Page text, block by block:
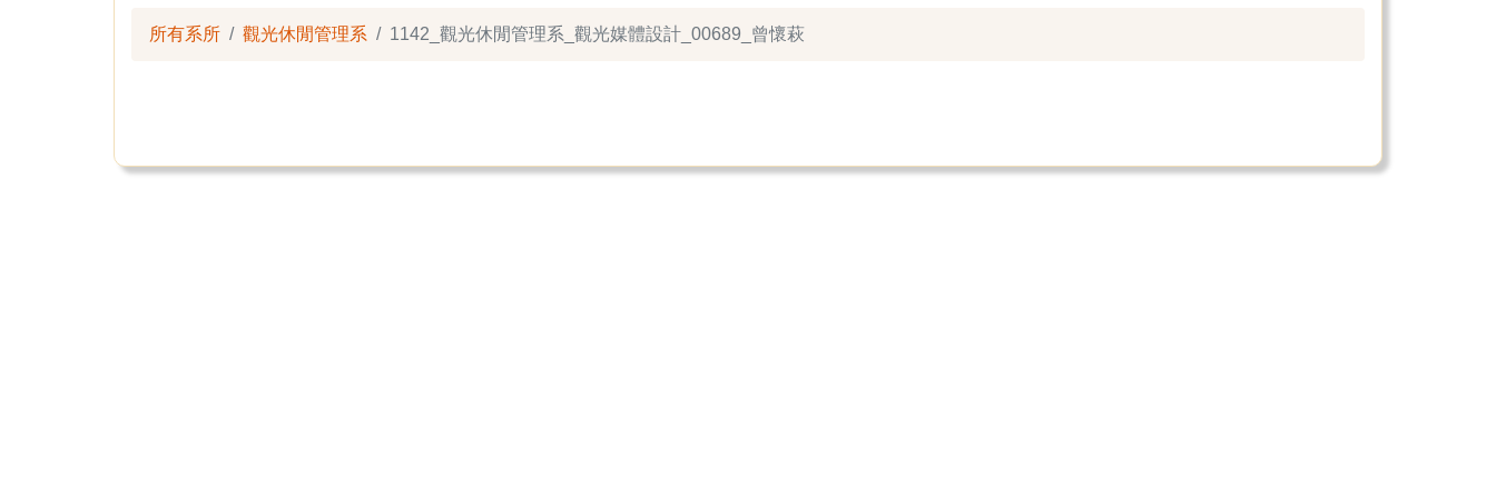
所有系所 觀光休閒管理系 1142_觀光休閒管理系_觀光媒體設計_00689_曾懷萩